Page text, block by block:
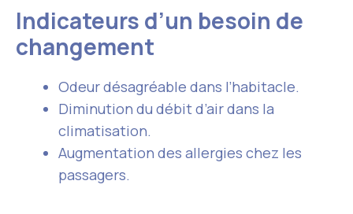
Indicateurs d’un besoin de
changement
Odeur désagréable dans l’habitacle.
Diminution du débit d’air dans la
climatisation.
Augmentation des allergies chez les
passagers.